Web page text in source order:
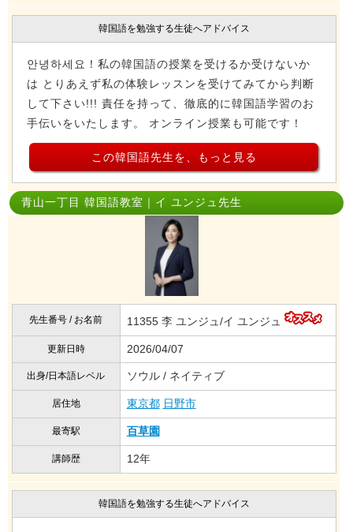
韓国語を勉強する生徒へアドバイス
안녕하세요！私の韓国語の授業を受けるか受けないか
は とりあえず私の体験レッスンを受けてみてから判断
して下さい!!! 責任を持って、徹底的に韓国語学習のお
手伝いをいたします。 オンライン授業も可能です！
この韓国語先生を、もっと見る
青山一丁目 韓国語教室｜イ ユンジュ先生
先生番号 / お名前 11355 李 ユンジュ/イ ユンジュ
更新日時 2026/04/07
出身/日本語レベル ソウル / ネイティブ
居住地 東京都 日野市
最寄駅 百草園
講師歴 12年
韓国語を勉強する生徒へアドバイス